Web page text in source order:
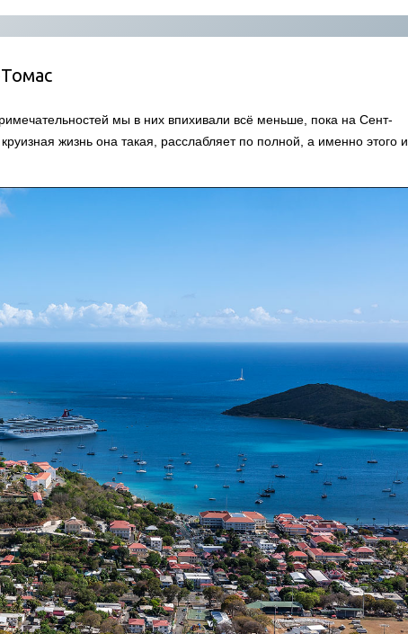
мы в них впихивали всё меньше, пока на Сент-
жизнь она такая, расслабляет по полной, а именно этого и